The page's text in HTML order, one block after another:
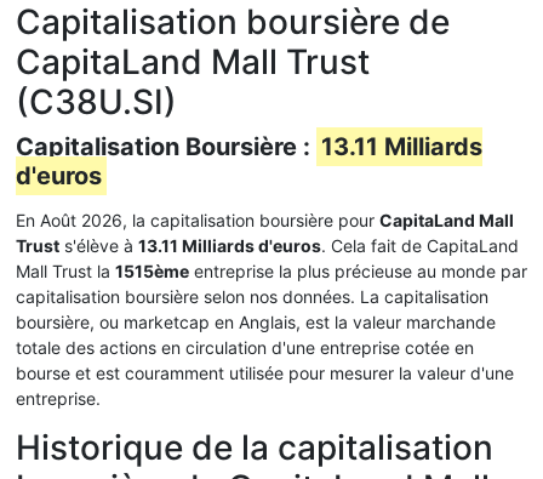
Capitalisation boursière de
CapitaLand Mall Trust
(C38U.SI)
Capitalisation Boursière : 13.11 Milliards
d'euros
En Août 2026, la capitalisation boursière pour CapitaLand Mall
Trust s'élève à 13.11 Milliards d'euros. Cela fait de CapitaLand
Mall Trust la 1515ème entreprise la plus précieuse au monde par
capitalisation boursière selon nos données. La capitalisation
boursière, ou marketcap en Anglais, est la valeur marchande
totale des actions en circulation d'une entreprise cotée en
bourse et est couramment utilisée pour mesurer la valeur d'une
entreprise.
Historique de la capitalisation